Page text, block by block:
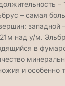
–
– самая
западной
над у/м.
в
и особенно